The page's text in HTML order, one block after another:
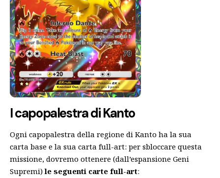
I capopalestra di Kanto
Ogni capopalestra della regione di Kanto ha la sua
carta base e la sua carta full-art: per sbloccare questa
missione, dovremo ottenere (dall’espansione Geni
Supremi)le seguenti carte full-art: